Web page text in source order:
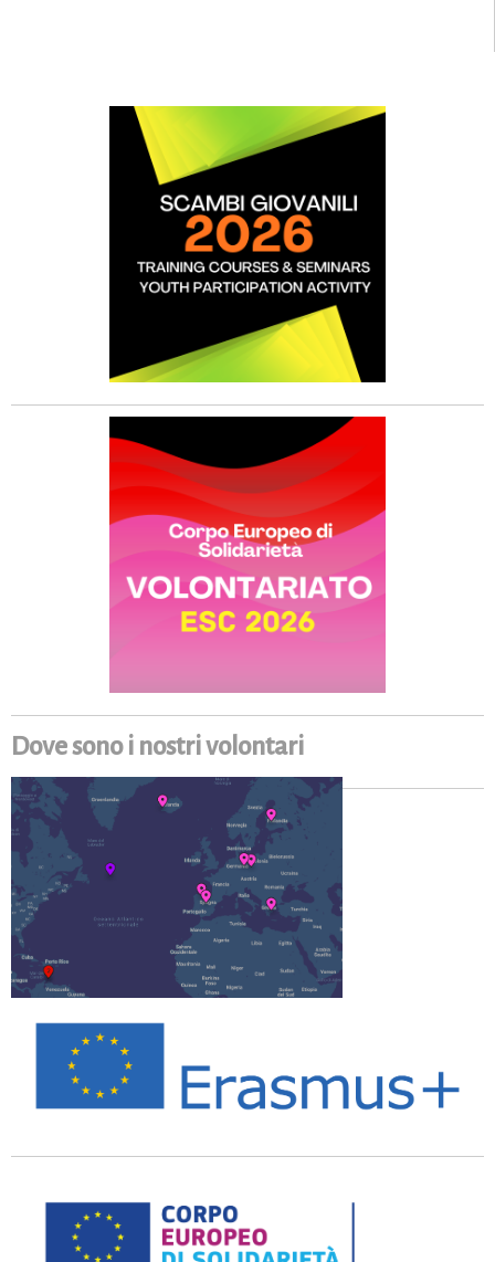
Dove sono i nostri volontari